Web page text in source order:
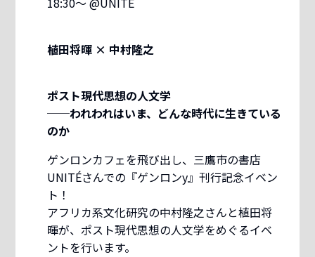
植田将暉 × 中村隆之
ポスト現代思想の人文学
──われわれはいま、どんな時代に生きている
のか
ゲンロンカフェを飛び出し、三鷹市の書店
UNITÉさんでの『ゲンロンy』刊行記念イベン
ト！
アフリカ系文化研究の中村隆之さんと植田将
暉が、ポスト現代思想の人文学をめぐるイベ
ントを行います。